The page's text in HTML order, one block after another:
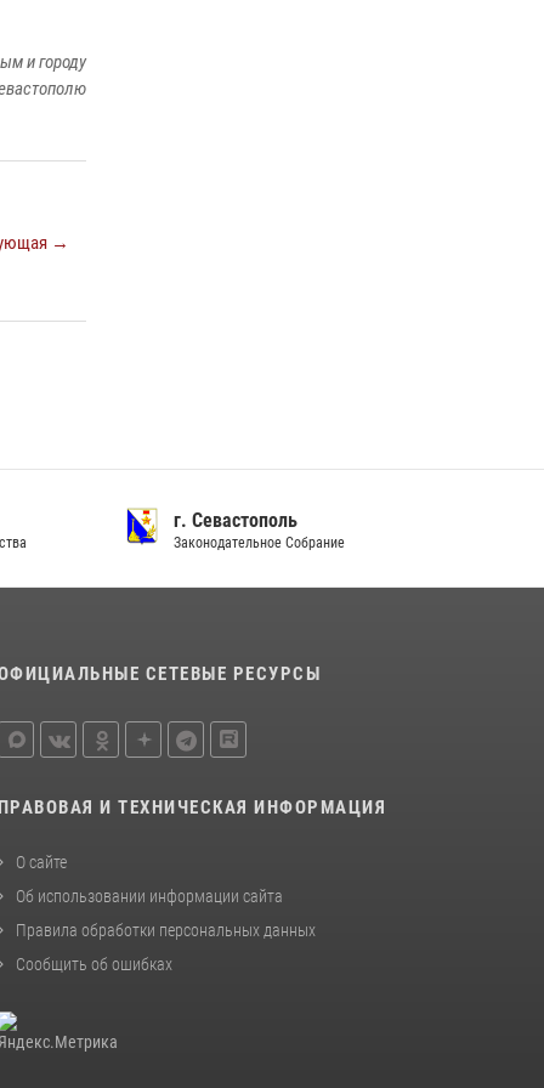
и городу
→
г. Севастополь
Законодательное Собрание
СЕТЕВЫЕ РЕСУРСЫ
ПРАВОВАЯ И ТЕХНИЧЕСКАЯ ИНФОРМАЦИЯ
О сайте
Об использовании информации сайта
Правила обработки персональных данных
Сообщить об ошибках